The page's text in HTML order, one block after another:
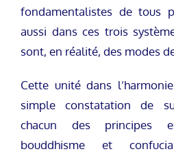
fondamentalistes de tous
aussi dans ces trois
sont, en réalité, des modes
Cette unité dans
simple constatation de
chacun des principes
bouddhisme et